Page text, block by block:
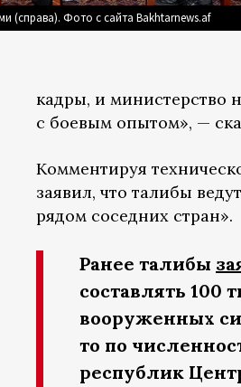
(справа). Фото с сайта Bakhtarnews.af
кадры, и министерство
с боевым опытом», —
Комментируя
заявил, что талибы
рядом соседних стран».
Ранее талибы
составлять 100
вооруженных
то по
республик